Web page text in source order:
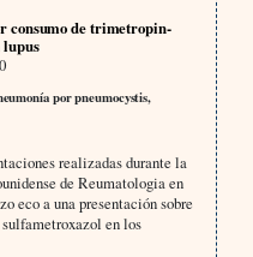
consumo de trimetropin-
lupus
por pneumocystis,
realizadas durante la
de Reumatologia en
eco a una presentación sobre
en los